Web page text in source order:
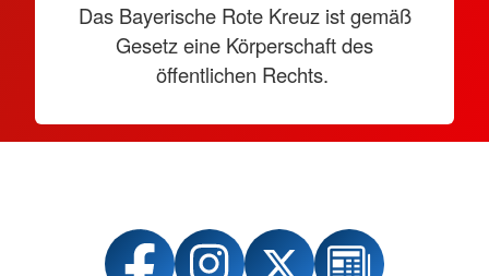
Das Bayerische Rote Kreuz ist gemäß
Gesetz eine Körperschaft des
öffentlichen Rechts.